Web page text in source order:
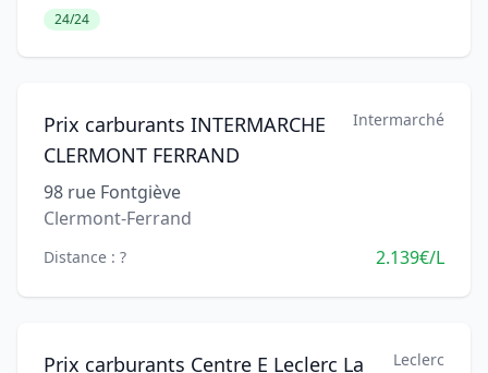
24/24
Prix carburants INTERMARCHE
CLERMONT FERRAND
Intermarché
98 rue Fontgiève
Clermont-Ferrand
Distance : ? 2.139€/L
Prix carburants Centre E Leclerc La
Leclerc